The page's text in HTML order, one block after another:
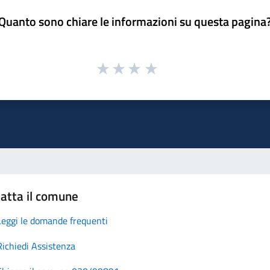
sono chiare le informazioni su questa
il comune
le domande frequenti
Assistenza